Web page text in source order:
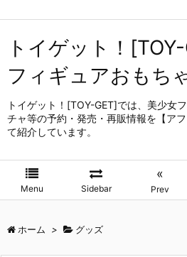
トイゲット！
フィギュアおもち
トイゲット！[TOY-GET]では、美少女
チャ等の予約・発売・再販情報を【ア
て紹介しています。
Menu Sidebar
«
Prev
ホーム > グッズ